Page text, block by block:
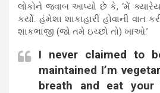
લોકોને જવાબ આપ્યો છે કે, ‘મેં ક્યારેય
કર્યો. હંમેશા શાકાહારી હોવાની વાત
શાકભાજી (જો તમે ઇચ્છો તો) ખાઓ.’
I never claimed to
maintained I’m
breath and eat